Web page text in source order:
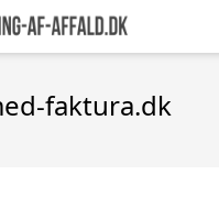
faktura.dk